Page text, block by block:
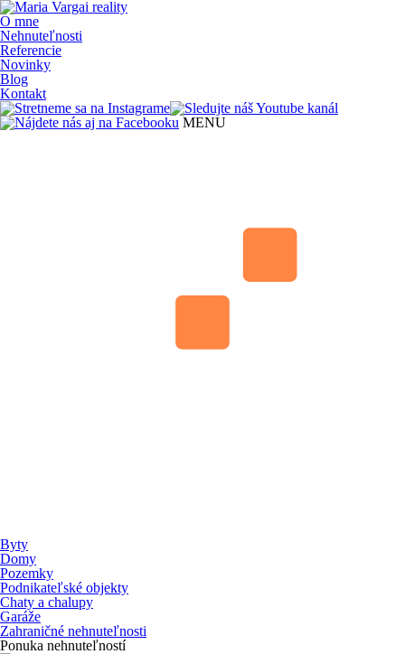
O mne
Nehnuteľnosti
Referencie
Novinky
Blog
Kontakt
MENU
Byty
Domy
Pozemky
Podnikateľské objekty
Chaty a chalupy
Garáže
Zahraničné nehnuteľnosti
Ponuka nehnuteľností